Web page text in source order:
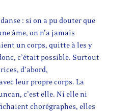
: si on a pu douter que
âme, on n’a jamais
un corps, quitte à les y
c’était possible. Surtout
d’abord,
leur propre corps. La
c’est elle. Ni elle ni
chorégraphes, elles